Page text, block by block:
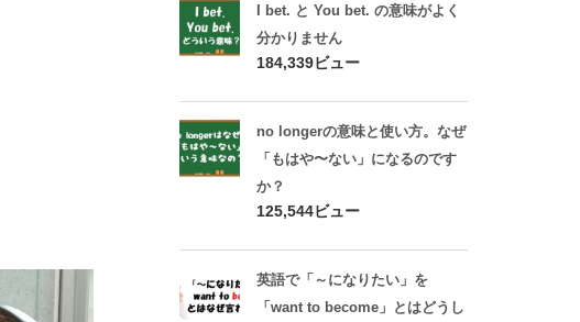
I bet. と You bet. の意味がよく
分かりません
184,339ビュー
no longerの意味と使い方。なぜ
「もはや〜ない」になるのです
か？
125,544ビュー
英語で「～になりたい」を
「want to become」とはどうし